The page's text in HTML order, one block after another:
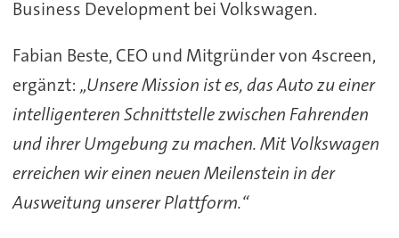
Business Development bei Volkswagen.
Fabian Beste, CEO und Mitgründer von 4screen,
ergänzt: „Unsere Mission ist es, das Auto zu einer
intelligenteren Schnittstelle zwischen Fahrenden
und ihrer Umgebung zu machen. Mit Volkswagen
erreichen wir einen neuen Meilenstein in der
Ausweitung unserer Plattform.“